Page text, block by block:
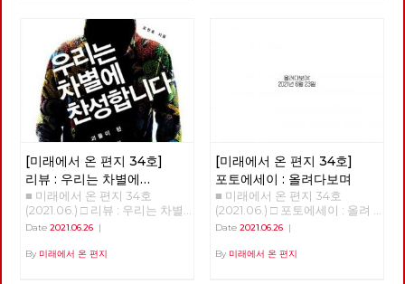
강을 건너야 했지만, 폭염을 피
하기 위해 북한산의 숲길부터 걷
기로 경로를 변경했다. 가을까지
북한산에서 보내고, 초겨울 다시
광나루에서 한강을 건넜다. 혹한
이 거셌던 2021년 1월, 중대재해
기업처벌법 제정을 요구하며 국
회 앞에서 단식투쟁을 이어가던
무렵에는 여의도 샛강을 따라 한
국 정치의 경계, 국회의사당 주
변을 걷기도 했다. 사실 경계사
진의 목표는 지리적 경계를 넘어
정치적 경계를 확인하고 그 경계
를 넘어서는 것이었으니, 국회
담장이야말로 노동자 민중이 넘
어야 할 가장 멀고 높은 경계였
다. 관악산에서 진달래꽃과 함
께 봄을 맞이한 후 안양천과 한
제정과 개정, 당의 조직진로나
주요정책 및 사업방향에 관한 결
정 등을 합니다. 이날 선출된 10
명의 당대회 준비위원들은 당대
회에서 함께 논의하고 결정할 안
건을 준비하고, 전국순회토론회
및 본행사를 기획합니다. 현재
예정대로라면 2021년 정기당대
회는 9월 11일 개최합니다. 당대
회가 노동당의 미래를 위한 토론
과 전국 당원들이 함께하는 축제
의 장이 되자면, 당원들의 많은
관심과 참여가 필요합니다. 같
은 날, 전국위원회는 22년 대선
과 지선에 대한 노동당의 기본방
세와 함께 당의 성장을 고려하면
상승해 지금과 같은 대륙 모양이
에서 태어난 현생 인류가 전세계
에 지금 같은 문명을 형성하며
살고 있다. 우리가 사는 지금을
신생대 제4기 가운데 충적세라
고 부르는 것은 이렇게 충적 평
야가 생겨난 까닭이다. 한데 지
후 급상승하고 있다. 또 이산화
년대를 겨냥하던 이른바 ‘레트로
retro’ 또는 ‘뉴트로newtro’ 경
향은, [암살](2015), [덕혜옹주]
(2016), [미스터 션샤인](2018)
등과 함께 이제는 1920~30년대
전후로까지 거슬러 올라가고 있
습니다. 그 결과, 50년 전은 물론
이고 100년 전의 의상과 소품,
건축까지 영화 세트나 사진 스튜
디오를 벗어나 골목으로, 일상으
로 쏟아져 나오고 있습니다. 그
리고 이 복고 경향 속에서, 과거
는 물론이고 현재를 살아냈던 사
람들의 자취는 그들이 걸었던 길
과 함께 지워지곤 합니다. 복고
의 소비는, 그 시대를 이미 경험
한 세대에게는 향수와 그리움을,
그 시대를 처음 경험하는 세대에
미국의 허리케인과도 같은 의외
의 변화를 일으키기도 했다. 아
어났으며, 완전하다고 할 수는
없지만 예방백신과 치료제들이
만들어졌다. 또한, 어떤 방역체
계가 잘 작동하는지 아닌 지를
판별할 수 있는 경험들도 쌓이기
시작했다. 그와 함께, 이 바이러
스의 창궐이 우리의 삶에 어떤
변화를 가져올까 하는 점에 대한
[미래에서 온 편지 34호]
리뷰 : 우리는 차별에
찬성합니다
■ 미래에서 온 편지 34호
(2021.06.) □ 리뷰 : 우리는 차별
에 찬성합니다 김혜리 오찬호
(개마고원, 2013) "이렇게 다시
Date 2021.06.26 |
By 미래에서 온 편지
[미래에서 온 편지 34호]
포토에세이 : 올려다보며
■ 미래에서 온 편지 34호
(2021.06.) □ 포토에세이 : 올려
다보며 <작성: 이용규>
Date 2021.06.26|
By 미래에서 온 편지